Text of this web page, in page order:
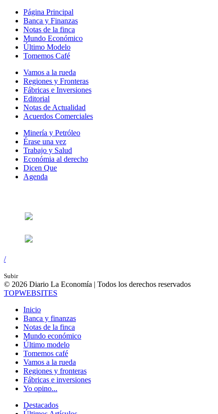
Página Principal
Banca y Finanzas
Notas de la finca
Mundo Económico
Último Modelo
Tomemos Café
Vamos a la rueda
Regiones y Fronteras
Fábricas e Inversiones
Editorial
Notas de Actualidad
Acuerdos Comerciales
Minería y Petróleo
Érase una vez
Trabajo y Salud
Económia al derecho
Dicen Que
Agenda
/
Subir
© 2026 Diario La Economía | Todos los derechos reservados
TOPWEBSITES
Inicio
Banca y finanzas
Notas de la finca
Mundo económico
Último modelo
Tomemos café
Vamos a la rueda
Regiones y fronteras
Fábricas e inversiones
Yo opino...
Destacados